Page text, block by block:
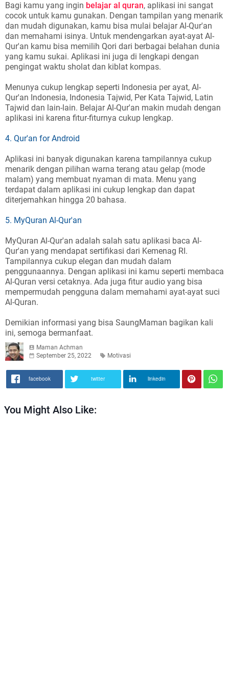
Bagi kamu yang ingin belajar al quran, aplikasi ini sangat
cocok untuk kamu gunakan. Dengan tampilan yang menarik
dan mudah digunakan, kamu bisa mulai belajar Al-Qur'an
dan memahami isinya. Untuk mendengarkan ayat-ayat Al-
Qur'an kamu bisa memilih Qori dari berbagai belahan dunia
yang kamu sukai. Aplikasi ini juga di lengkapi dengan
pengingat waktu sholat dan kiblat kompas.
Menunya cukup lengkap seperti Indonesia per ayat, Al-
Qur'an Indonesia, Indonesia Tajwid, Per Kata Tajwid, Latin
Tajwid dan lain-lain. Belajar Al-Qur'an makin mudah dengan
aplikasi ini karena fitur-fiturnya cukup lengkap.
4. Qur'an for Android
Aplikasi ini banyak digunakan karena tampilannya cukup
menarik dengan pilihan warna terang atau gelap (mode
malam) yang membuat nyaman di mata. Menu yang
terdapat dalam aplikasi ini cukup lengkap dan dapat
diterjemahkan hingga 20 bahasa.
5. MyQuran Al-Qur'an
MyQuran Al-Qur'an adalah salah satu aplikasi baca Al-
Qur'an yang mendapat sertifikasi dari Kemenag RI.
Tampilannya cukup elegan dan mudah dalam
penggunaannya. Dengan aplikasi ini kamu seperti membaca
Al-Quran versi cetaknya. Ada juga fitur audio yang bisa
mempermudah pengguna dalam memahami ayat-ayat suci
Al-Quran.
Demikian informasi yang bisa SaungMaman bagikan kali
ini, semoga bermanfaat.
Maman Achman
September 25, 2022
Motivasi
facebook twitter linkedin
You Might Also Like: